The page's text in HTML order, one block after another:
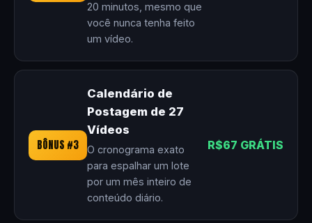
20 minutos, mesmo que
você nunca tenha feito
um vídeo.
BÔNUS #3
Calendário de
Postagem de 27
Vídeos
O cronograma exato
para espalhar um lote
por um mês inteiro de
conteúdo diário.
R$67 GRÁTIS